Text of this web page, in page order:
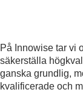
På Innowise tar vi
säkerställa
ganska grundlig,
kvalificerade och